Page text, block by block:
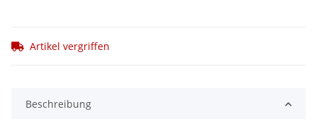
Artikel vergriffen
Beschreibung